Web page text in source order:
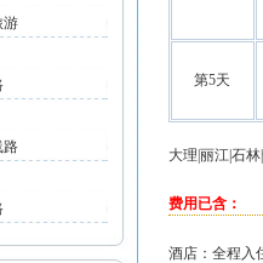
游
路
第5天
大理 |丽江|石
费用已含：
酒店：全程入